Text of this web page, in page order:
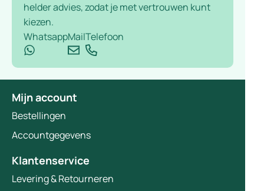
helder advies, zodat je met vertrouwen kunt
kiezen.
WhatsappMailTelefoon
Mijn account
Bestellingen
Accountgegevens
Klantenservice
Levering & Retourneren